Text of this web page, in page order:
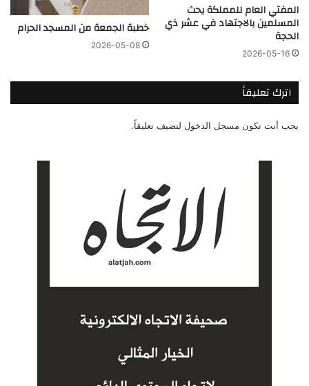
المفتي العام للمملكة يحث
المسلمين بالاجتهاد في عشر ذي
الحجة
2026-05-16
خطبة الجمعة من المسجد الحرام
2026-05-08
اترك تعليقاً
يجب أنت تكون مسجل الدخول لتضيف تعليقاً.